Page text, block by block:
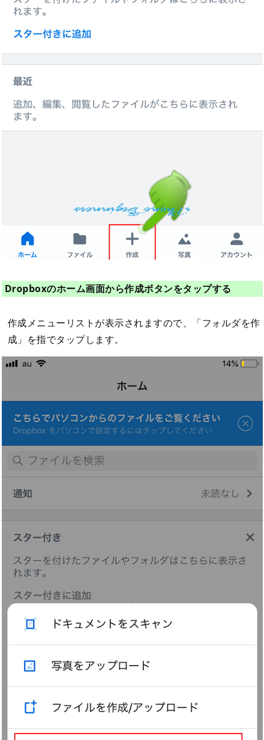
Dropboxのホーム画面から作成ボタンをタップする
作成メニューリストが表示されますので、「フォルダを作
成」を指でタップします。